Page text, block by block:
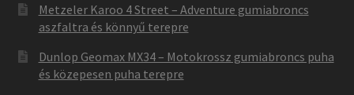
Metzeler Karoo 4 Street – Adventure gumiabroncs
aszfaltra és könnyű terepre
Dunlop Geomax MX34 – Motokrossz gumiabroncs puha
és közepesen puha terepre